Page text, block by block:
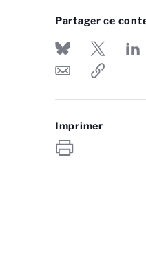
Partager ce
Imprimer